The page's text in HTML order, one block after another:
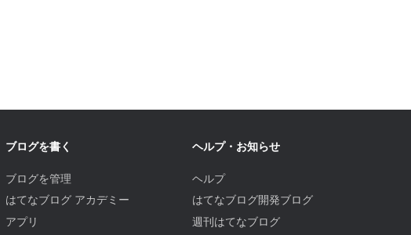
ブログを書く
ブログを管理
はてなブログ アカデミー
アプリ
ヘルプ・お知らせ
ヘルプ
はてなブログ開発ブログ
週刊はてなブログ